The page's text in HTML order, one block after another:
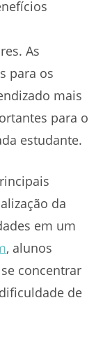
As
para os
mais
para o
estudante.
da
em um
, alunos
concentrar
de